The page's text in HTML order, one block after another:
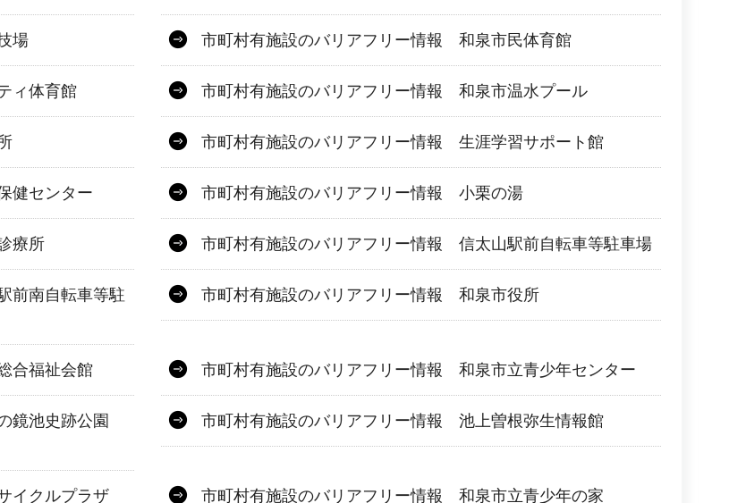
場 市町村有施設のバリアフリー情報 和泉市民体育館
ィ体育館 市町村有施設のバリアフリー情報 和泉市温水プール
市町村有施設のバリアフリー情報 生涯学習サポート館
健センター 市町村有施設のバリアフリー情報 小栗の湯
療所 市町村有施設のバリアフリー情報 信太山駅前自転車等駐車場
前南自転車等駐
市町村有施設のバリアフリー情報 和泉市役所
合福祉会館 市町村有施設のバリアフリー情報 和泉市立青少年センター
鏡池史跡公園
市町村有施設のバリアフリー情報 池上曽根弥生情報館
イクルプラザ 市町村有施設のバリアフリー情報 和泉市立青少年の家